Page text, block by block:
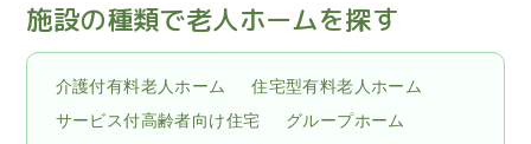
施設の種類で老人ホームを探す
介護付有料老人ホーム
住宅型有料老人ホーム
サービス付高齢者向け住宅
グループホーム